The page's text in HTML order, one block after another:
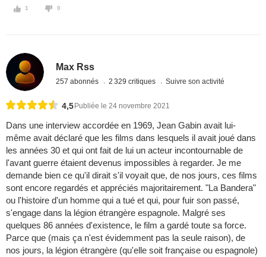
1 0
Max Rss
257 abonnés 2 329 critiques Suivre son activité
4,5 Publiée le 24 novembre 2021
Dans une interview accordée en 1969, Jean Gabin avait lui-
même avait déclaré que les films dans lesquels il avait joué dans
les années 30 et qui ont fait de lui un acteur incontournable de
l'avant guerre étaient devenus impossibles à regarder. Je me
demande bien ce qu'il dirait s'il voyait que, de nos jours, ces films
sont encore regardés et appréciés majoritairement. "La Bandera"
ou l'histoire d'un homme qui a tué et qui, pour fuir son passé,
s'engage dans la légion étrangère espagnole. Malgré ses
quelques 86 années d'existence, le film a gardé toute sa force.
Parce que (mais ça n'est évidemment pas la seule raison), de
nos jours, la légion étrangère (qu'elle soit française ou espagnole)